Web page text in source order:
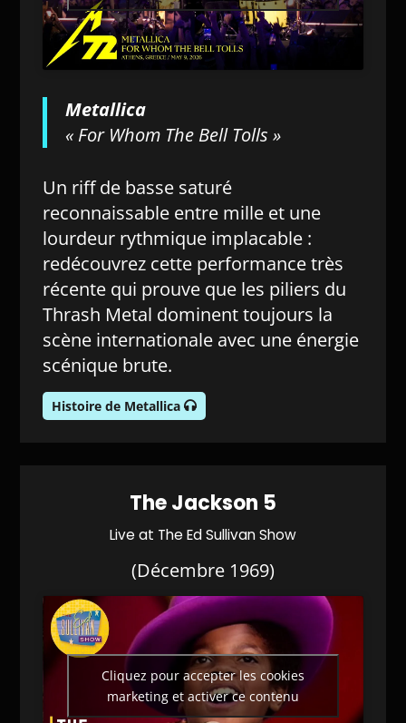
Metallica
« For Whom The Bell Tolls »
Un riff de basse saturé
reconnaissable entre mille et une
lourdeur rythmique implacable :
redécouvrez cette performance très
récente qui prouve que les piliers du
Thrash Metal dominent toujours la
scène internationale avec une énergie
scénique brute.
Histoire de Metallica
The Jackson 5
Live at The Ed Sullivan Show
(Décembre 1969)
Cliquez pour accepter les cookies
marketing et activer ce contenu